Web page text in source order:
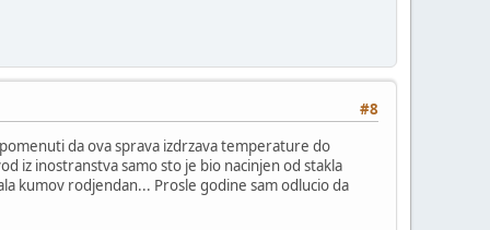
#8
da ova sprava izdrzava temperature do
iz inostranstva samo sto je bio nacinjen od stakla
kumov rodjendan... Prosle godine sam odlucio da